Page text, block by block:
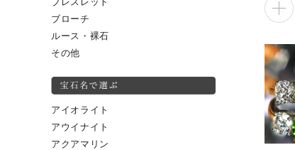
ブレスレット
ブローチ
ルース・裸石
その他
アイオライト
アウイナイト
アクアマリン